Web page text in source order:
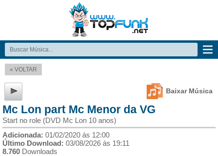
« VOLTAR
Baixar Música
Mc Lon part Mc Menor da VG
Start no role (DVD Mc Lon 10 anos)
Adicionada: 01/02/2020 ás 12:00
Último Download: 03/08/2026 ás 19:11
8.760 Downloads